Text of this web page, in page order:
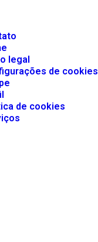
legal
de cookies
de cookies